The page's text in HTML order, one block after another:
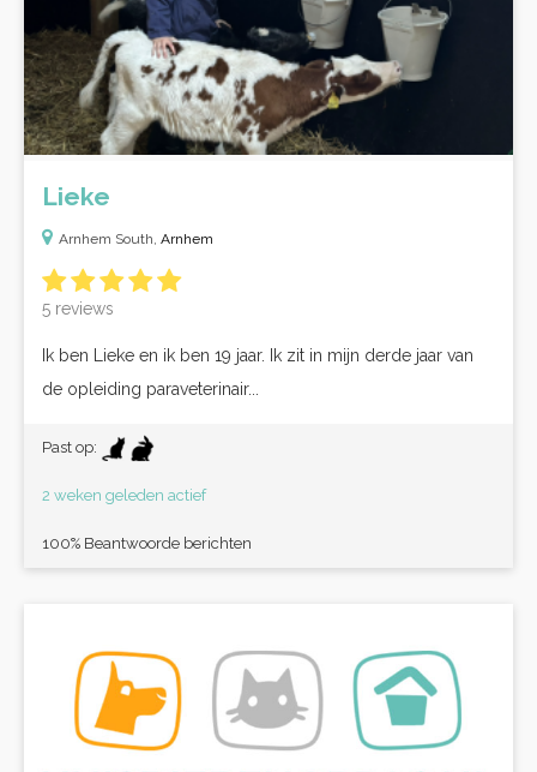
Lieke
Arnhem South, Arnhem
5 reviews
Ik ben Lieke en ik ben 19 jaar. Ik zit in mijn derde jaar van
de opleiding paraveterinair...
Past op:
2 weken geleden actief
100% Beantwoorde berichten